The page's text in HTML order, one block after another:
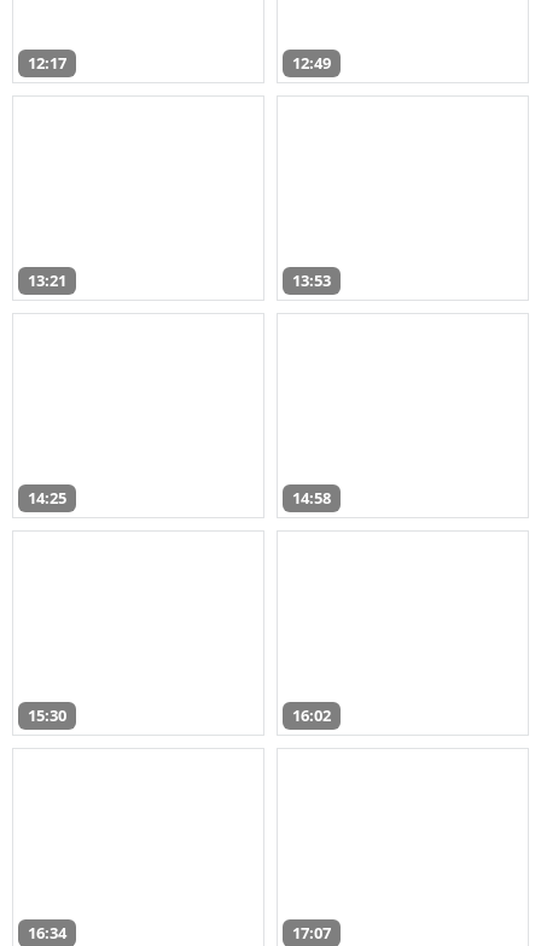
12:17 12:49
13:21 13:53
14:25 14:58
15:30 16:02
16:34 17:07